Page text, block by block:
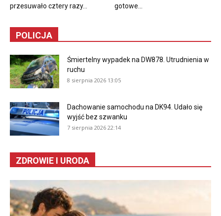
przesuwało cztery razy...
gotowe...
POLICJA
Śmiertelny wypadek na DW878. Utrudnienia w
ruchu
8 sierpnia 2026 13:05
Dachowanie samochodu na DK94. Udało się
wyjść bez szwanku
7 sierpnia 2026 22:14
ZDROWIE I URODA